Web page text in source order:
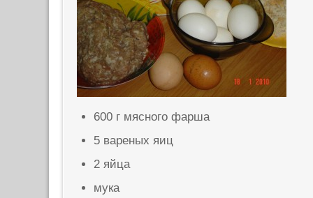
600 г мясного фарша
5 вареных яиц
2 яйца
мука